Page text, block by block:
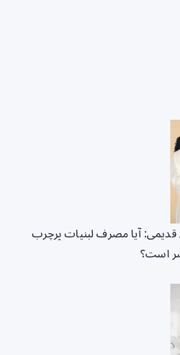
قدیمی: آیا مصرف لبنیات پرچرب
است؟